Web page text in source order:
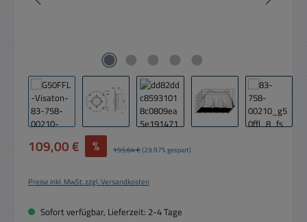
Verkaufspreis:
109,00 € % Regulärer Preis:
155,64 €(29.97% gespart)
Preise inkl. MwSt. zzgl. Versandkosten
Sofort verfügbar, Lieferzeit: 2-4 Tage